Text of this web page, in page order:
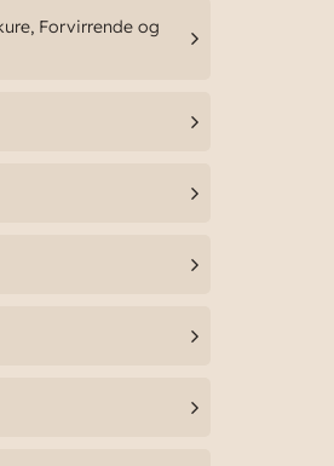
Forvirrende og